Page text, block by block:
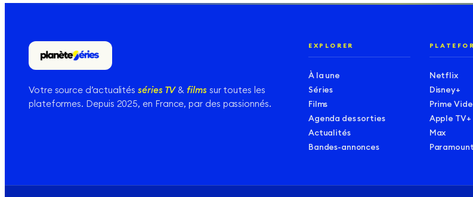
Votre source d’actualitésséries TV&filmssur toutes les
plateformes. Depuis 2025, en France, par des passionnés.
EXPLORER
À la une
Séries
Films
Agenda des sorties
Actualités
Bandes-annonces
Netflix
Disney+
Prime
Apple TV+
Max